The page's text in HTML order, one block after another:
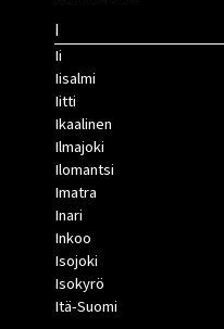
I
Ii
Iisalmi
Iitti
Ikaalinen
Ilmajoki
Ilomantsi
Imatra
Inari
Inkoo
Isojoki
Isokyrö
Itä-Suomi